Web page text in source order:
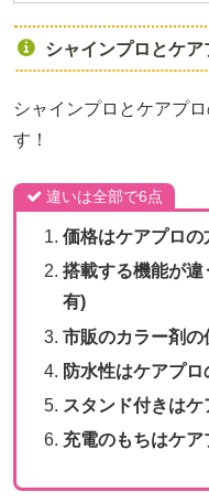
シャインプロとケ
シャインプロとケアプ
す！
違いは全部で6点
価格はケアプロの
搭載する機能が
有)
市販のカラー剤
防水性はケアプ
スタンド付きは
充電のもちはケ